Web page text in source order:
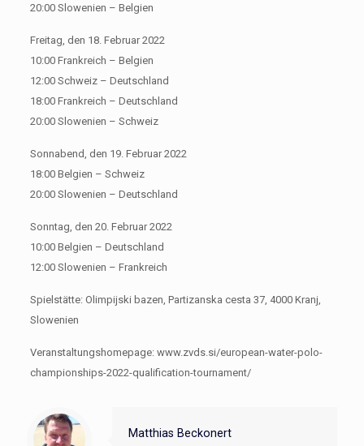
20:00 Slowenien – Belgien
Freitag, den 18. Februar 2022
10:00 Frankreich – Belgien
12:00 Schweiz – Deutschland
18:00 Frankreich – Deutschland
20:00 Slowenien – Schweiz
Sonnabend, den 19. Februar 2022
18:00 Belgien – Schweiz
20:00 Slowenien – Deutschland
Sonntag, den 20. Februar 2022
10:00 Belgien – Deutschland
12:00 Slowenien – Frankreich
Spielstätte: Olimpijski bazen, Partizanska cesta 37, 4000 Kranj,
Slowenien
Veranstaltungshomepage: www.zvds.si/european-water-polo-
championships-2022-qualification-tournament/
Matthias Beckonert